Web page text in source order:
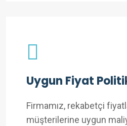
Uygun Fiyat
Firmamız, rekabetçi
müşterilerine uygun